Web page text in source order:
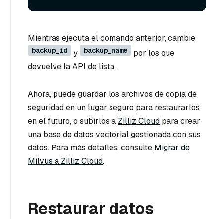
Mientras ejecuta el comando anterior, cambie
backup_id y backup_name
por los que
devuelve la API de lista.
Ahora, puede guardar los archivos de copia de
seguridad en un lugar seguro para restaurarlos
en el futuro, o subirlos a Zilliz Cloud para crear
una base de datos vectorial gestionada con sus
datos. Para más detalles, consulte Migrar de
Milvus a Zilliz Cloud.
Restaurar datos